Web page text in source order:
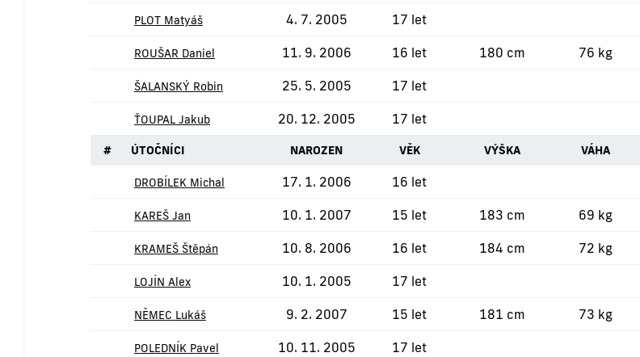
PLOT Matyáš 4. 7. 2005 17 let
ROUŠAR Daniel 11. 9. 2006 16 let 180 cm 76 kg
ŠALANSKÝ Robin 25. 5. 2005 17 let
ŤOUPAL Jakub 20. 12. 2005 17 let
# ÚTOČNÍCI NAROZEN VĚK VÝŠKA VÁHA
DROBÍLEK Michal 17. 1. 2006 16 let
KAREŠ Jan 10. 1. 2007 15 let 183 cm 69 kg
KRAMEŠ Štěpán 10. 8. 2006 16 let 184 cm 72 kg
LOJÍN Alex 10. 1. 2005 17 let
NĚMEC Lukáš 9. 2. 2007 15 let 181 cm 73 kg
POLEDNÍK Pavel 10. 11. 2005 17 let